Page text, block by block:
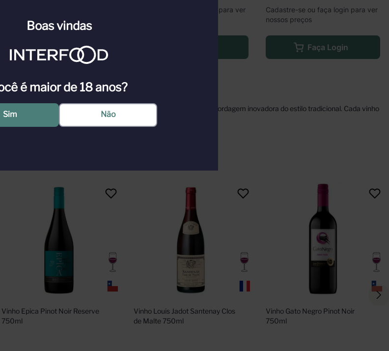
nossos preços
Faça Login
Cadastre-se ou faça login para ver
Cadastre-se ou faça login para ver
nossos preços
Faça Login
enraizada nas altas colinas de Valpolicella com uma abordagem inovadora do estilo tradicional. Cada vinho
Vinho Epica Pinot Noir Reserve
750ml
Vinho Louis Jadot Santenay Clos
de Malte 750ml
Vinho Gato Negro Pinot Noir
750ml
Boas vindas
é maior de 18 anos?
Sim Não